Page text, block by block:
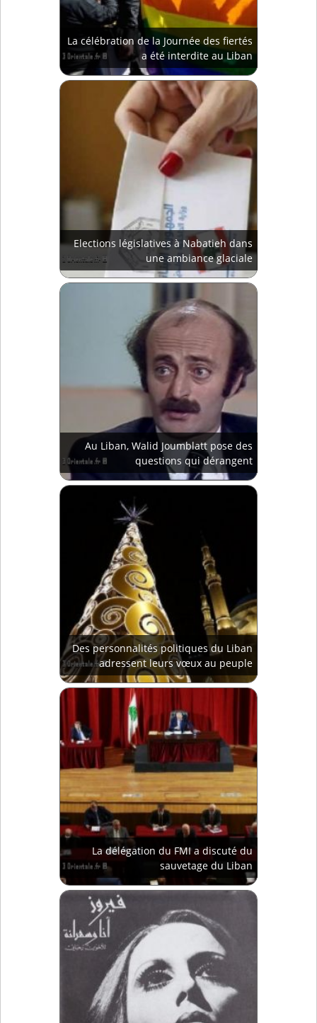
La célébration de la Journée des fiertés
a été interdite au Liban
Elections législatives à Nabatieh dans
une ambiance glaciale
Au Liban, Walid Joumblatt pose des
questions qui dérangent
Des personnalités politiques du Liban
adressent leurs vœux au peuple
La délégation du FMI a discuté du
sauvetage du Liban